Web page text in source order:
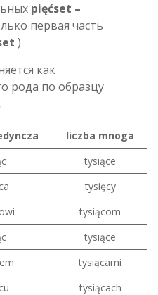
pięćset –
первая часть
)
как
рода по образцу
liczba mnoga
tysiące
tysięcy
tysiącom
tysiące
tysiącami
tysiącach